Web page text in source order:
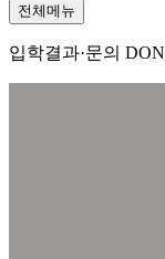
전체메뉴
입학결과·문의